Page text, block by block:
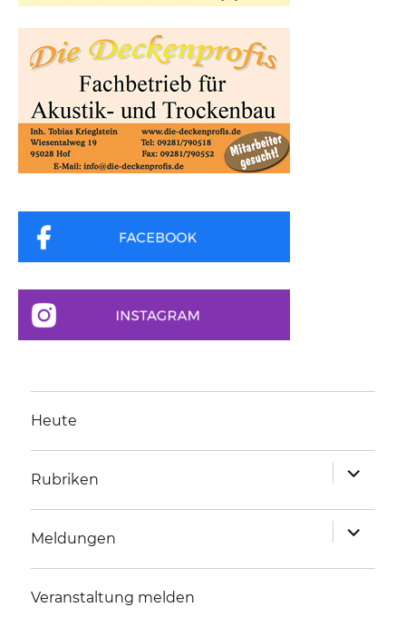
Heute
Rubriken
anzeigen
Meldungen
anzeigen
Veranstaltung melden